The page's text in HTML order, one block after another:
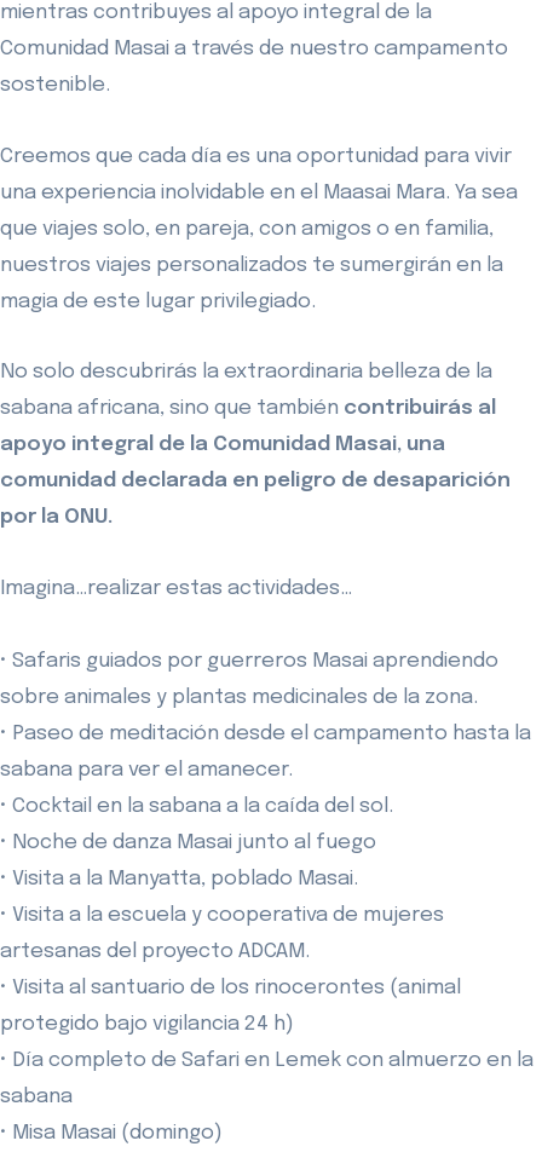
mientras contribuyes al apoyo integral de la
Comunidad Masai a través de nuestro campamento
sostenible.
Creemos que cada día es una oportunidad para vivir
una experiencia inolvidable en el Maasai Mara. Ya sea
que viajes solo, en pareja, con amigos o en familia,
nuestros viajes personalizados te sumergirán en la
magia de este lugar privilegiado.
No solo descubrirás la extraordinaria belleza de la
sabana africana, sino que también contribuirás al
apoyo integral de la Comunidad Masai, una
comunidad declarada en peligro de desaparición
por la ONU.
Imagina…realizar estas actividades…
• Safaris guiados por guerreros Masai aprendiendo
sobre animales y plantas medicinales de la zona.
• Paseo de meditación desde el campamento hasta la
sabana para ver el amanecer.
• Cocktail en la sabana a la caída del sol.
• Noche de danza Masai junto al fuego
• Visita a la Manyatta, poblado Masai.
• Visita a la escuela y cooperativa de mujeres
artesanas del proyecto ADCAM.
• Visita al santuario de los rinocerontes (animal
protegido bajo vigilancia 24 h)
• Día completo de Safari en Lemek con almuerzo en la
sabana
• Misa Masai (domingo)